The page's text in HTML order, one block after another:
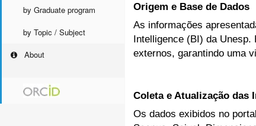
by Graduate program
by Topic / Subject
About
Origem e Base de Dados
As informações
Intelligence (BI) da
externos, garantindo uma
Coleta e Atualização das
Os dados exibidos no